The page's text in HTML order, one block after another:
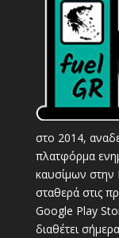
στο 2014,
πλατφόρμα
καυσίμων στην
σταθερά στις
Google Play
διαθέτει